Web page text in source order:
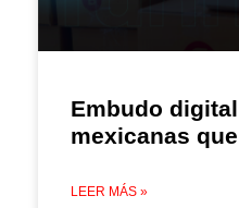
Embudo
mexicanas
LEER MÁS »